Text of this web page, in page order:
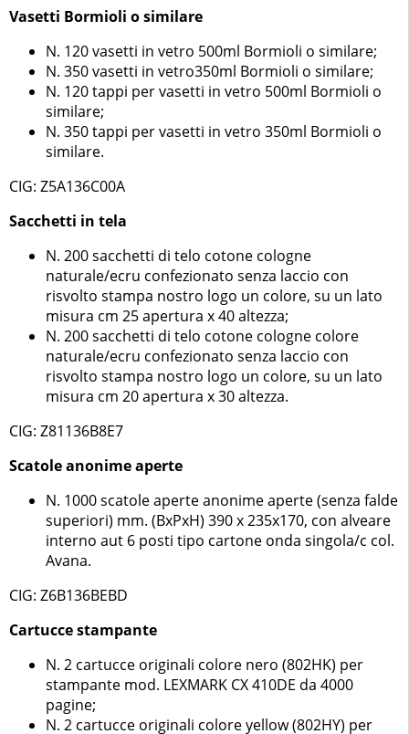
Vasetti Bormioli o similare
N. 120 vasetti in vetro 500ml Bormioli o similare;
N. 350 vasetti in vetro350ml Bormioli o similare;
N. 120 tappi per vasetti in vetro 500ml Bormioli o
similare;
N. 350 tappi per vasetti in vetro 350ml Bormioli o
similare.
CIG: Z5A136C00A
Sacchetti in tela
N. 200 sacchetti di telo cotone cologne
naturale/ecru confezionato senza laccio con
risvolto stampa nostro logo un colore, su un lato
misura cm 25 apertura x 40 altezza;
N. 200 sacchetti di telo cotone cologne colore
naturale/ecru confezionato senza laccio con
risvolto stampa nostro logo un colore, su un lato
misura cm 20 apertura x 30 altezza.
CIG: Z81136B8E7
Scatole anonime aperte
N. 1000 scatole aperte anonime aperte (senza falde
superiori) mm. (BxPxH) 390 x 235x170, con alveare
interno aut 6 posti tipo cartone onda singola/c col.
Avana.
CIG: Z6B136BEBD
Cartucce stampante
N. 2 cartucce originali colore nero (802HK) per
stampante mod. LEXMARK CX 410DE da 4000
pagine;
N. 2 cartucce originali colore yellow (802HY) per